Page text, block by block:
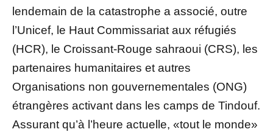
lendemain de la catastrophe a associé, outre
l’Unicef, le Haut Commissariat aux réfugiés
(HCR), le Croissant-Rouge sahraoui (CRS), les
partenaires humanitaires et autres
Organisations non gouvernementales (ONG)
étrangères activant dans les camps de Tindouf.
Assurant qu’à l’heure actuelle, «tout le monde»